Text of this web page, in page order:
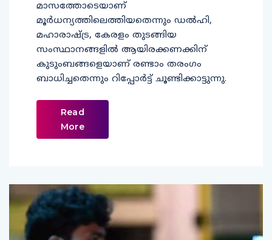
മാസത്തോടെയാണ്
മൂര്‍ധന്യത്തിലെത്തിയതെന്നും ഡല്‍ഹി,
മഹാരാഷ്ട്ര, കേരളം തുടങ്ങിയ
സംസ്ഥാനങ്ങളില്‍ ആയിരക്കണക്കിന്
കുടുംബങ്ങളെയാണ് രണ്ടാം തരംഗം
ബാധിച്ചതെന്നും റിപ്പോര്‍ട്ട് ചൂണ്ടിക്കാട്ടുന്നു.
Read
More